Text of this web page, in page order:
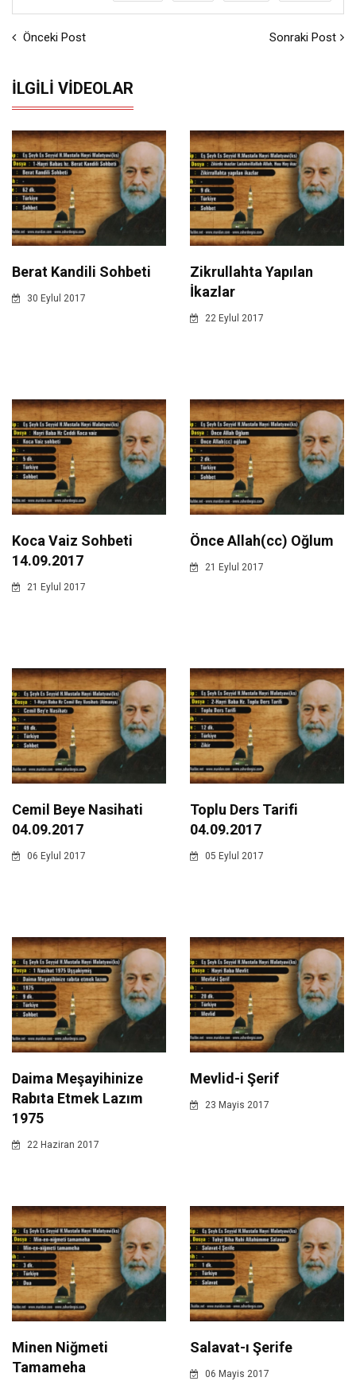
Önceki Post Sonraki Post
İLGILI VIDEOLAR
Berat Kandili Sohbeti
30 Eylul 2017
Zikrullahta Yapılan
İkazlar
22 Eylul 2017
Koca Vaiz Sohbeti
14.09.2017
21 Eylul 2017
Önce Allah(cc) Oğlum
21 Eylul 2017
Cemil Beye Nasihati
04.09.2017
06 Eylul 2017
Toplu Ders Tarifi
04.09.2017
05 Eylul 2017
Daima Meşayihinize
Rabıta Etmek Lazım
1975
22 Haziran 2017
Mevlid-i Şerif
23 Mayis 2017
Minen Niğmeti
Tamameha
Salavat-ı Şerife
06 Mayis 2017